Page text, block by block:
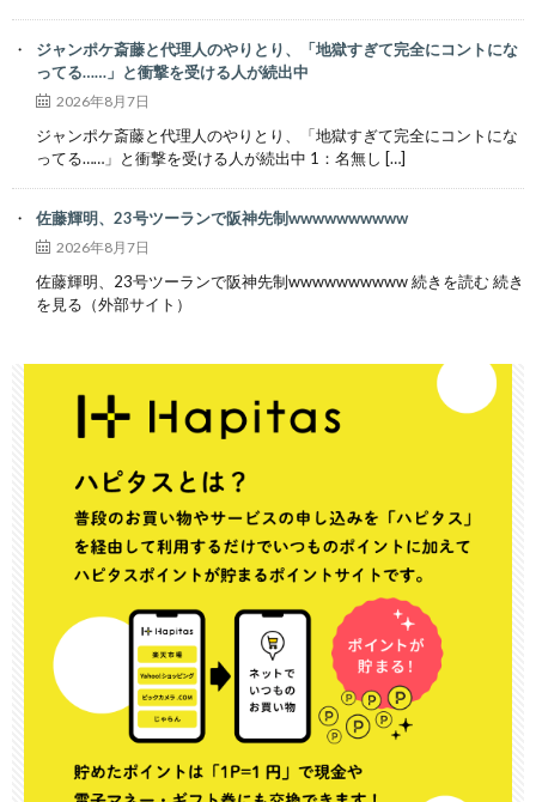
ジャンポケ斎藤と代理人のやりとり、「地獄すぎて完全にコントにな
ってる……」と衝撃を受ける人が続出中
2026年8月7日
ジャンポケ斎藤と代理人のやりとり、「地獄すぎて完全にコントにな
ってる……」と衝撃を受ける人が続出中 1：名無し […]
佐藤輝明、23号ツーランで阪神先制wwwwwwwwww
2026年8月7日
佐藤輝明、23号ツーランで阪神先制wwwwwwwwww 続きを読む 続き
を見る（外部サイト）